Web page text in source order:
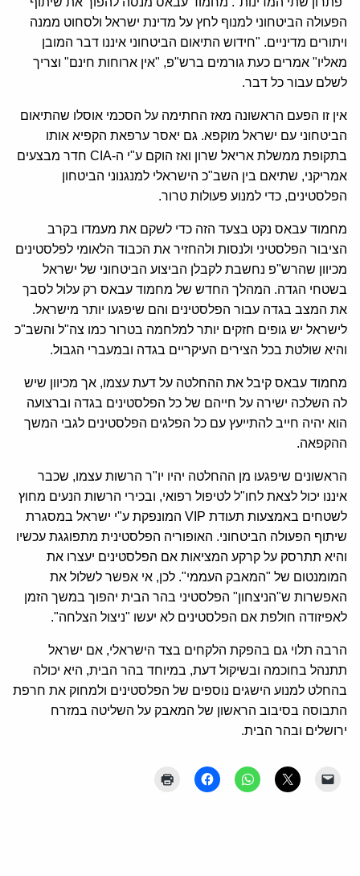
הפעולה הביטחוני למנוף לחץ על מדינת ישראל ולסחוט ממנה
ויתורים מדיניים. "חידוש התיאום הביטחוני איננו דבר המובן
מאליו" אמרים כעת גורמים ברש"פ, "אין ארוחות חינם" וצריך
לשלם עבור כל דבר.
אין זו הפעם הראשונה מאז החתימה על הסכמי אוסלו שהתיאום
הביטחוני עם ישראל מוקפא. גם יאסר ערפאת הקפיא אותו
בתקופת ממשלת אריאל שרון ואז הוקם ע"י ה-CIA חדר מבצעים
אמריקני, שתיאם בין השב"כ הישראלי למנגנוני הביטחון
הפלסטינים, כדי למנוע פעולות טרור.
מחמוד עבאס נקט בצעד הזה כדי לשקם את מעמדו בקרב
הציבור הפלסטיני ולנסות ולהחזיר את הכבוד הלאומי לפלסטינים
מכיוון שהרש"פ נחשבת לקבלן הביצוע הביטחוני של ישראל
בשטחי הגדה. המהלך החדש של מחמוד עבאס רק עלול לסבך
את המצב בגדה עבור הפלסטינים והם שיפגעו יותר מישראל.
לישראל יש גופים חזקים יותר למלחמה בטרור כמו צה"ל והשב"כ
והיא שולטת בכל הצירים העיקריים בגדה ובמעברי הגבול.
מחמוד עבאס קיבל את ההחלטה על דעת עצמו, אך מכיוון שיש
לה השלכה ישירה על חייהם של כל הפלסטינים בגדה וברצועה
הוא יהיה חייב להתייעץ עם כל הפלגים הפלסטינים לגבי המשך
ההקפאה.
הראשונים שיפגעו מן ההחלטה יהיו יו"ר הרשות עצמו, שכבר
איננו יכול לצאת לחו"ל לטיפול רפואי, ובכירי הרשות הנעים מחוץ
לשטחים באמצעות תעודת VIP המונפקת ע"י ישראל במסגרת
שיתוף הפעולה הביטחוני. האופוריה הפלסטינית מתפוגגת עכשיו
והיא תתרסק על קרקע המציאות אם הפלסטינים יעצרו את
המומנטום של "המאבק העממי". לכן, אי אפשר לשלול את
האפשרות ש"הניצחון" הפלסטיני בהר הבית יהפוך במשך הזמן
לאפיזודה חולפת אם הפלסטינים לא יעשו "ניצול הצלחה".
הרבה תלוי גם בהפקת הלקחים בצד הישראלי, אם ישראל
תתנהל בחוכמה ובשיקול דעת, במיוחד בהר הבית, היא יכולה
בהחלט למנוע הישגים נוספים של הפלסטינים ולמחוק את חרפת
התבוסה בסיבוב הראשון של המאבק על השליטה במזרח
ירושלים ובהר הבית.